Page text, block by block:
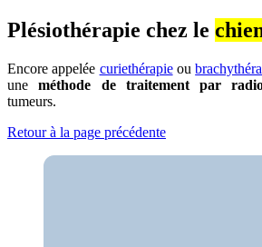
Plésiothérapie chez le
Encore appelée curiethérapieou
uneméthode de traitement par
tumeurs.
Retour à la page précédente